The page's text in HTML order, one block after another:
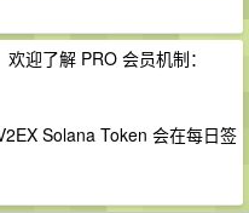
迎了解 PRO 会员机制：
Solana Token 会在每日签